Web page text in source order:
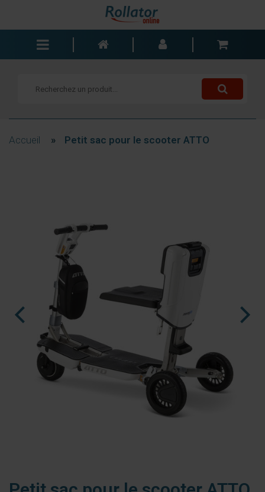
Fauteuils roulants
es
Accueil » Petit sac pour le scooter ATTO